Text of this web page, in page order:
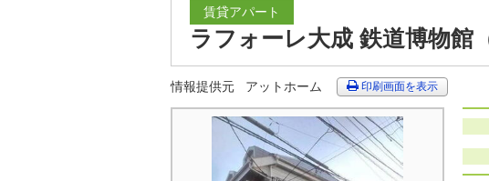
賃貸アパート
ラフォーレ大成 鉄道博物館
情報提供元 アットホーム 印刷画面を表示